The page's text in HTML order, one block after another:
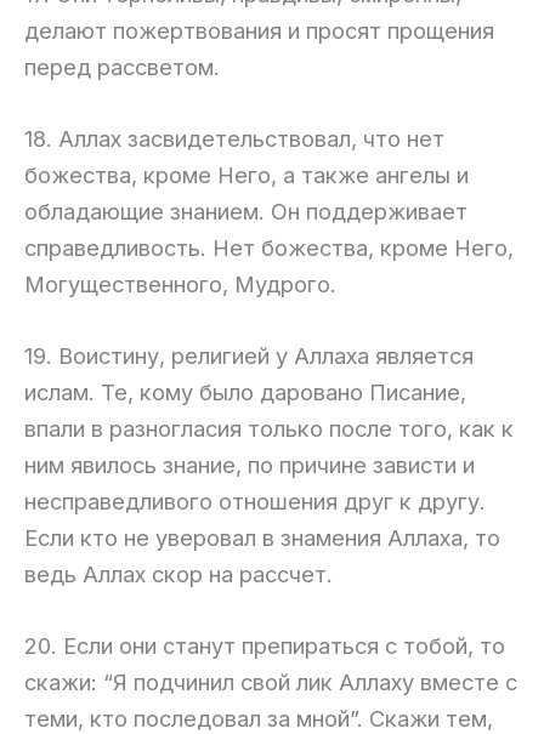
делают пожертвования и просят прощения
перед рассветом.
18. Аллах засвидетельствовал, что нет
божества, кроме Него, а также ангелы и
обладающие знанием. Он поддерживает
справедливость. Нет божества, кроме Него,
Могущественного, Мудрого.
19. Воистину, религией у Аллаха является
ислам. Те, кому было даровано Писание,
впали в разногласия только после того, как к
ним явилось знание, по причине зависти и
несправедливого отношения друг к другу.
Если кто не уверовал в знамения Аллаха, то
ведь Аллах скор на рассчет.
20. Если они станут препираться с тобой, то
скажи: “Я подчинил свой лик Аллаху вместе с
теми, кто последовал за мной”. Скажи тем,